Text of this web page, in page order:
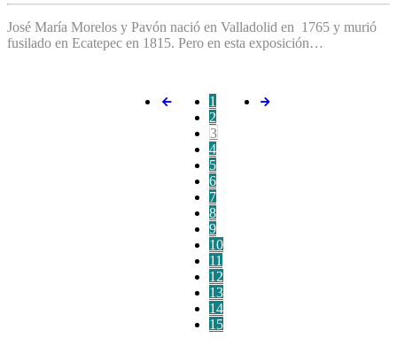
José María Morelos y Pavón nació en Valladolid en 1765 y murió
fusilado en Ecatepec en 1815. Pero en esta exposición…
1
2
3
4
5
6
7
8
9
10
11
12
13
14
15